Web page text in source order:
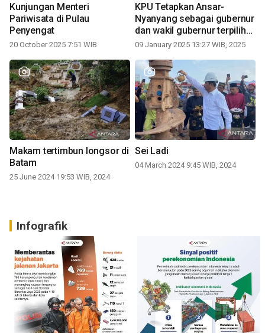
Kunjungan Menteri
Pariwisata di Pulau
Penyengat
20 October 2025 7:51 WIB
KPU Tetapkan Ansar-
Nyanyang sebagai gubernur
dan wakil gubernur terpilih
periode 2025-2030
09 January 2025 13:27 WIB, 2025
Makam tertimbun longsor di
Batam
25 June 2024 19:53 WIB, 2024
Sei Ladi
04 March 2024 9:45 WIB, 2024
Infografik